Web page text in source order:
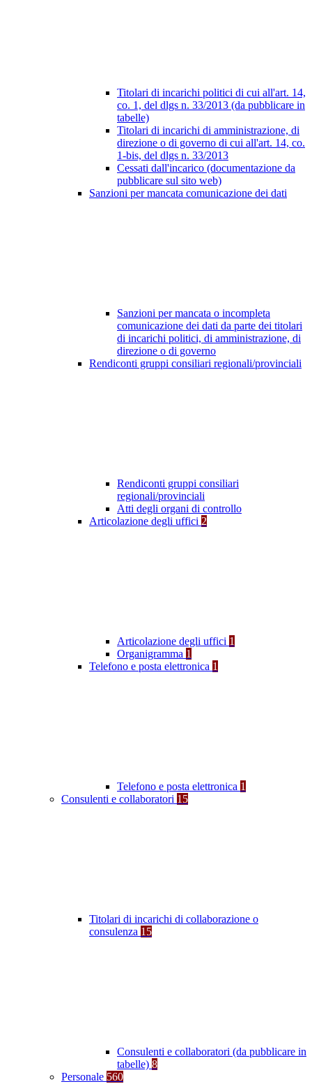
Titolari di incarichi politici di cui all'art. 14,
co. 1, del dlgs n. 33/2013 (da pubblicare in
tabelle)
Titolari di incarichi di amministrazione, di
direzione o di governo di cui all'art. 14, co.
1-bis, del dlgs n. 33/2013
Cessati dall'incarico (documentazione da
pubblicare sul sito web)
Sanzioni per mancata comunicazione dei dati
Sanzioni per mancata o incompleta
comunicazione dei dati da parte dei titolari
di incarichi politici, di amministrazione, di
direzione o di governo
Rendiconti gruppi consiliari regionali/provinciali
Rendiconti gruppi consiliari
regionali/provinciali
Atti degli organi di controllo
Articolazione degli uffici 2
Articolazione degli uffici 1
Organigramma 1
Telefono e posta elettronica 1
Telefono e posta elettronica 1
Consulenti e collaboratori 15
Titolari di incarichi di collaborazione o
consulenza 15
Consulenti e collaboratori (da pubblicare in
tabelle) 8
Personale 560